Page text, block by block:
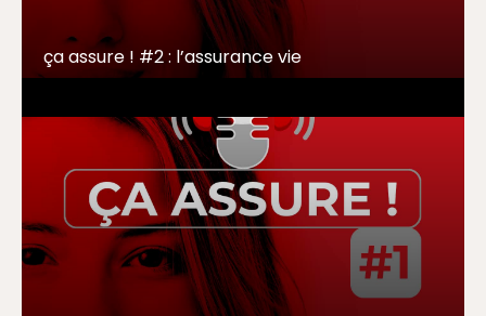
ça assure ! #2 : l’assurance vie